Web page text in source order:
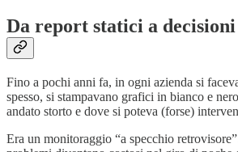
Da report statici a
Fino a pochi anni fa, in ogni azienda si
spesso, si stampavano grafici in bianco e
andato storto e dove si poteva (forse)
Era un monitoraggio “a specchio